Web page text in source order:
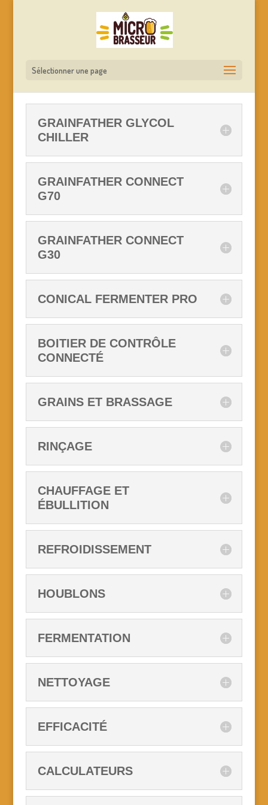
Sélectionner une page
GRAINFATHER GLYCOL
CHILLER
GRAINFATHER CONNECT
G70
GRAINFATHER CONNECT
G30
CONICAL FERMENTER PRO
BOITIER DE CONTRÔLE
CONNECTÉ
GRAINS ET BRASSAGE
RINÇAGE
CHAUFFAGE ET
ÉBULLITION
REFROIDISSEMENT
HOUBLONS
FERMENTATION
NETTOYAGE
EFFICACITÉ
CALCULATEURS